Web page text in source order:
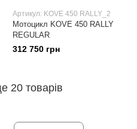
Артикул: KOVE 450 RALLY_2
Мотоцикл KOVE 450 RALLY
REGULAR
312 750 грн
20 товарів